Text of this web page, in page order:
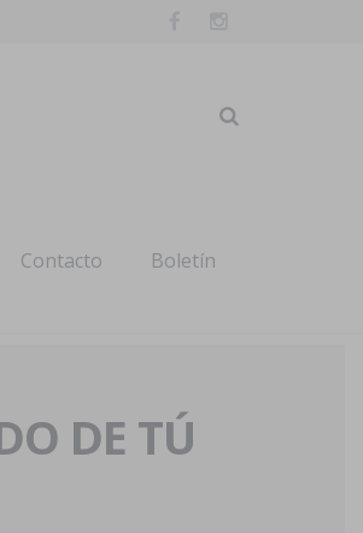
Contacto Boletín
DE TÚ